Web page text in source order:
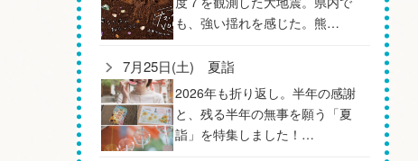
も、強い揺れを感じた。熊…
7月25日(土) 夏詣
2026年も折り返し。半年の感謝
と、残る半年の無事を願う「夏
詣」を特集しました！…